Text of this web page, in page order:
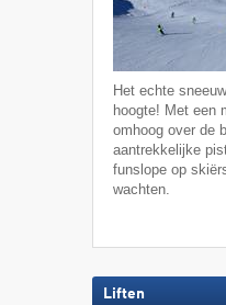
Het echte
hoogte! Met een
omhoog over de
aantrekkelijke
funslope op
wachten.
Liften